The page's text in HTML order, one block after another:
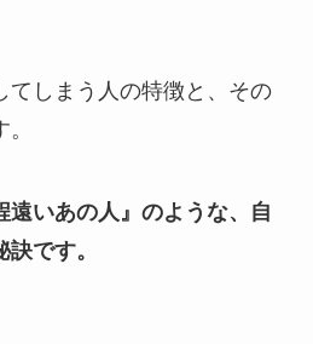
てしまう人の特徴と、その
遠いあの人』のような、自
です。